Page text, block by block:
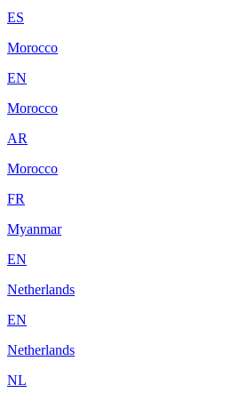
ES
Morocco
EN
Morocco
AR
Morocco
FR
Myanmar
EN
Netherlands
EN
Netherlands
NL